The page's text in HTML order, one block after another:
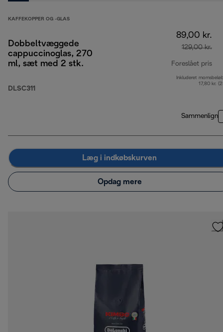
KAFFEKOPPER OG -GLAS
Dobbeltvæggede
cappuccinoglas, 270
ml, sæt med 2 stk.
DLSC311
89,00 kr.
129,00 kr.
Foreslået pris
Inkluderet
17,80 kr.
Sammenlign
Læg i indkøbskurven
Opdag mere